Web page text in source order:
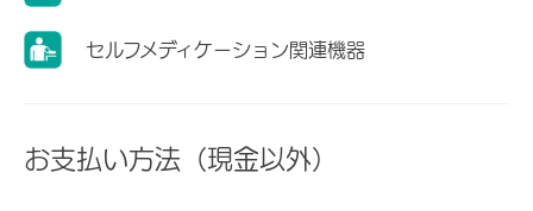
セルフメディケーション関連機器
お支払い方法（現金以外）